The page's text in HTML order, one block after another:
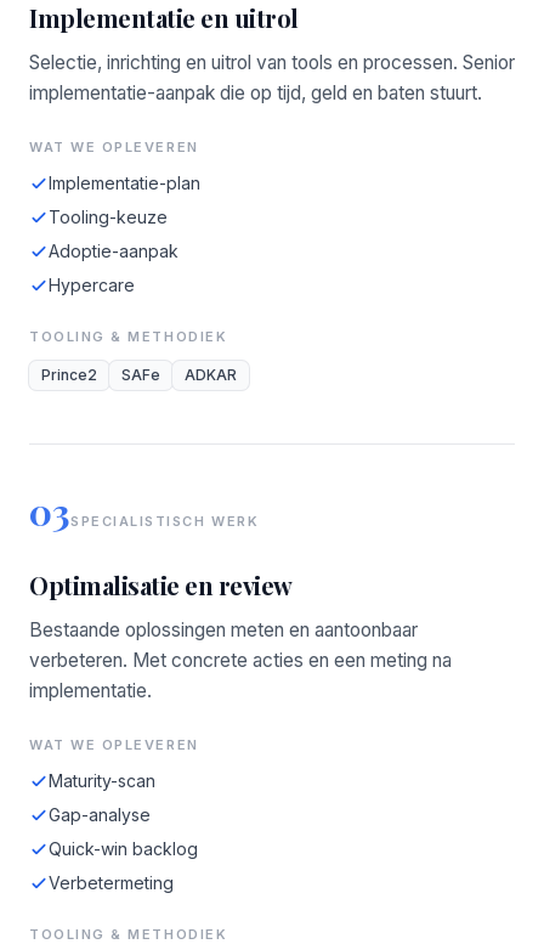
Implementatie en uitrol
Selectie, inrichting en uitrol van tools en processen. Senior
implementatie-aanpak die op tijd, geld en baten stuurt.
WAT WE OPLEVEREN
Implementatie-plan
Tooling-keuze
Adoptie-aanpak
Hypercare
TOOLING & METHODIEK
Prince2 SAFe ADKAR
03SPECIALISTISCH WERK
Optimalisatie en review
Bestaande oplossingen meten en aantoonbaar
verbeteren. Met concrete acties en een meting na
implementatie.
WAT WE OPLEVEREN
Maturity-scan
Gap-analyse
Quick-win backlog
Verbetermeting
TOOLING & METHODIEK